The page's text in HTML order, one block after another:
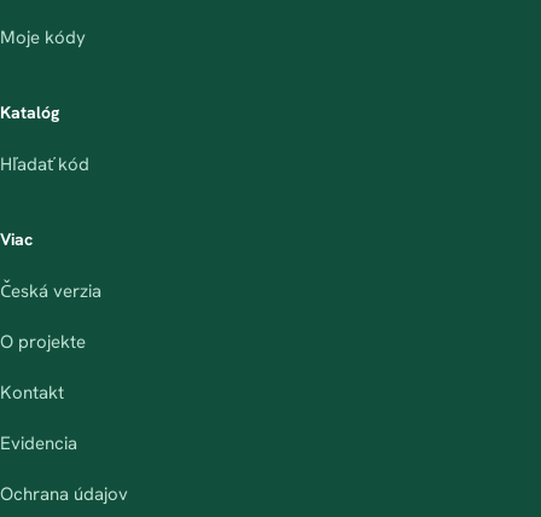
Moje kódy
Katalóg
Hľadať kód
Viac
Česká verzia
O projekte
Kontakt
Evidencia
Ochrana údajov